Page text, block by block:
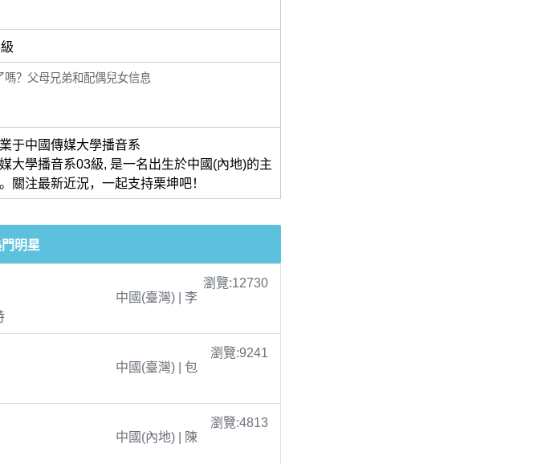
？父母兄弟和配偶兒女信息
于中國傳媒大學播音系
大學播音系03級, 是一名出生於中國(內地)的主
關注最新近況，一起支持栗坤吧！
明星
瀏覽:12730
中國(臺灣) | 李
瀏覽:9241
中國(臺灣) | 包
瀏覽:4813
中國(內地) | 陳